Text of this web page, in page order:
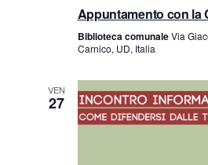
Appuntamento con la
Biblioteca comunaleVia
Carnico, UD, Italia
VEN
27